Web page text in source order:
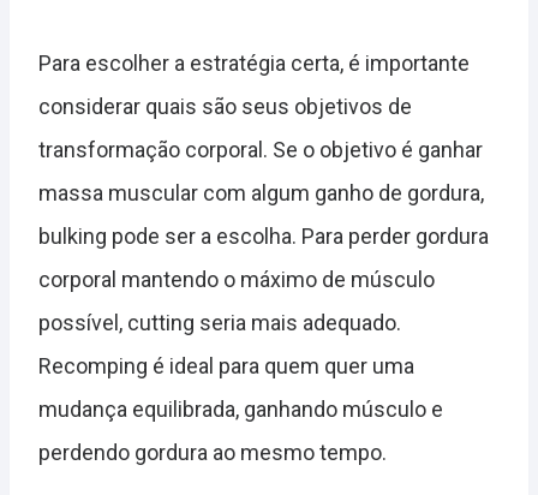
Para escolher a estratégia certa, é importante
considerar quais são seus objetivos de
transformação corporal. Se o objetivo é ganhar
massa muscular com algum ganho de gordura,
bulking pode ser a escolha. Para perder gordura
corporal mantendo o máximo de músculo
possível, cutting seria mais adequado.
Recomping é ideal para quem quer uma
mudança equilibrada, ganhando músculo e
perdendo gordura ao mesmo tempo.